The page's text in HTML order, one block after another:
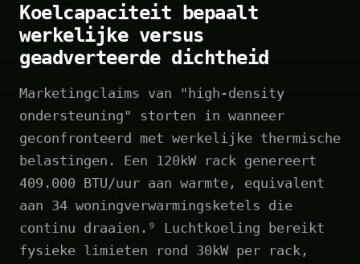
Koelcapaciteit bepaalt
werkelijke versus
geadverteerde dichtheid
Marketingclaims van "high-density
ondersteuning" storten in wanneer
geconfronteerd met werkelijke thermische
belastingen. Een 120kW rack genereert
409.000 BTU/uur aan warmte, equivalent
aan 34 woningverwarmingsketels die
continu draaien.⁹ Luchtkoeling bereikt
fysieke limieten rond 30kW per rack,